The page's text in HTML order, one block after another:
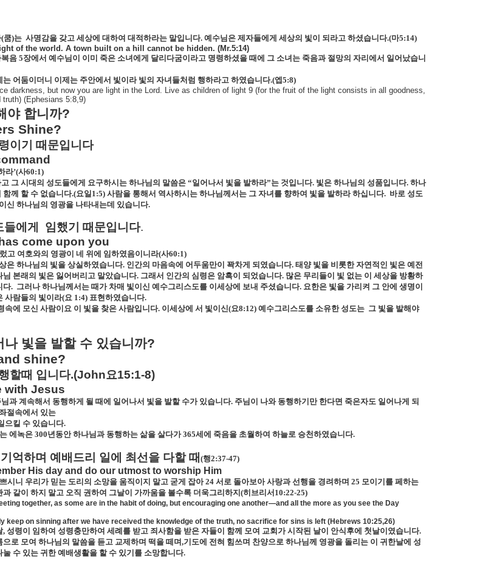
(쿰)는 사명감을 갖고 세상에 대하여 대적하라는 말입니다. 예수님은 제자들에게 세상의 빛이 되라고 하셨습니다.(마5:14)
of the world. A town built on a hill cannot be hidden. (Mr.5:14)
음5장에서 예수님이 이미 죽은 소녀에게 달리다굼이라고 명령하셨을 때에 그 소녀는 죽음과 절망의 자리에서 일어났습니
어둠이더니 이제는 주안에서 빛이라 빛의 자녀들처럼 행하라고 하였습니다.(엡5:8)
darkness, but now you are light in the Lord. Live as children of light 9 (for the fruit of the light consists in all goodness,
truth) (Ephesians 5:8,9)
야 합니까?
Shine?
이기
때문입니다
라’(사60:1)
그 시대의 성도들에게 요구하시는 하나님의 말씀은 “일어나서 빛을 발하라”는 것입니다. 빛은 하나님의 성품입니다. 하나
함께 할 수 없습니다.(요일1:5) 사람을 통해서 역사하시는 하나님께서는 그 자녀를 향하여 빛을 발하라 하십니다. 바로 성도
신 하나님의 영광을 나타내는데 있습니다.
들에게 임했기 때문입니다.
come upon you
고 여호와의 영광이 네 위에 임하였음이니라(사60:1)
은 하나님의 빛을 상실하였습니다. 인간의 마음속에 어두움만이 꽉차게 되였습니다. 태양 빛을 비롯한 자연적인 빛은 예전
님 본래의 빛은 잃어버리고 말았습니다. 그래서 인간의 심령은 암흑이 되었습니다. 많은 무리들이 빛 없는 이 세상을 방황하
다. 그러나 하나님께서는 때가 차매 빛이신 예수그리스도를 이세상에 보내 주셨습니다. 요한은 빛을 가리켜 그 안에 생명이
사람들의 빛이라(요 1:4) 표현하였습니다.
속에 모신 사람이요 이 빛을 찾은 사람입니다. 이세상에 서 빛이신(요8:12) 예수그리스도를 소유한 성도는 그 빛을 발해야
나 빛을 발할 수 있습니까?
shine?
할때 입니다.(John요15:1-8)
with Jesus
과 계속해서 동행하게 될 때에 일어나서 빛을 발할 수가 있습니다. 주님이 나와 동행하기만 한다면 죽은자도 일어나게 되
절속에서 있는
으킬 수 있습니다.
에녹은300년동안 하나님과 동행하는 삶을 살다가365세에 죽음을 초월하여 하늘로 승천하였습니다.
억하며 예배드리 일에 최선을 다할 때 (행2:37-47)
His day and do our utmost to worship Him
시니 우리가 믿는 도리의 소망을 움직이지 말고 굳게 잡아24 서로 돌아보아 사랑과 선행을 경려하며 25 모이기를 페하는
같이 하지 말고 오직 권하여 그날이 가까움을 볼수록 더욱그리하지 (히브리서 10:22-25)
together, as some are in the habit of doing, but encouraging one another—and all the more as you see the Day
keep on sinning after we have received the knowledge of the truth, no sacrifice for sins is left (Hebrews 10:25,26)
, 성령이 임하여 성령충만하여 세례를 받고 죄사함을 받은 자들이 함께 모여 교회가 시작된 날이 안식후에 첫날이였습니다.
로 모여 하나님의 말씀을 듣고 교제하며 떡을 떼며,기도에 전혀 힘쓰며 찬양으로 하나님께 영광을 돌리는 이 귀한날에 성
눌 수 있는 귀한 예배생활을 할 수 있기를 소망합니다.